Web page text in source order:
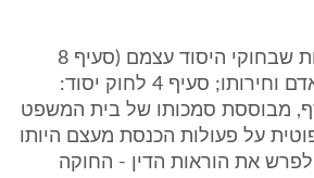
כך נובע גם, מהוראות שבחוקי היסוד עצמם (סעיף 8
לחוק-יסוד: כבוד האדם וחירותו; סעיף 4 לחוק יסוד:
מבוססת סמכותו של בית המשפט
על פעולות הכנסת מעצם היותו
את הוראות הדין - החוקה